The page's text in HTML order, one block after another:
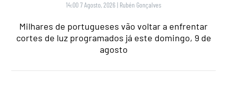
14:00 7 Agosto, 2026 | Rubén Gonçalves
Milhares de portugueses vão voltar a enfrentar
cortes de luz programados já este domingo, 9 de
agosto